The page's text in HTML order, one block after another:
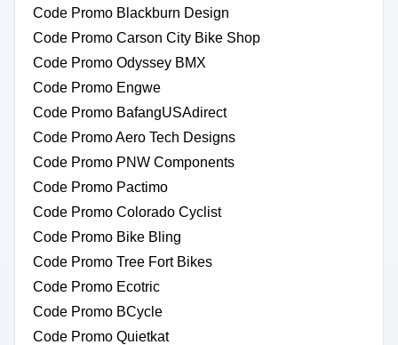
Code Promo Blackburn Design
Code Promo Carson City Bike Shop
Code Promo Odyssey BMX
Code Promo Engwe
Code Promo BafangUSAdirect
Code Promo Aero Tech Designs
Code Promo PNW Components
Code Promo Pactimo
Code Promo Colorado Cyclist
Code Promo Bike Bling
Code Promo Tree Fort Bikes
Code Promo Ecotric
Code Promo BCycle
Code Promo Quietkat